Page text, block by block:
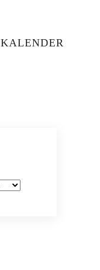
KALENDER